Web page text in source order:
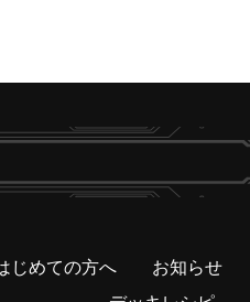
じめての方へ お知らせ